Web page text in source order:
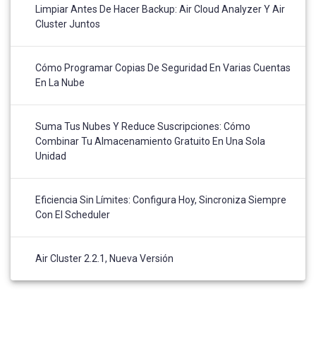
Limpiar Antes De Hacer Backup: Air Cloud Analyzer Y Air
Cluster Juntos
Cómo Programar Copias De Seguridad En Varias Cuentas
En La Nube
Suma Tus Nubes Y Reduce Suscripciones: Cómo
Combinar Tu Almacenamiento Gratuito En Una Sola
Unidad
Eficiencia Sin Límites: Configura Hoy, Sincroniza Siempre
Con El Scheduler
Air Cluster 2.2.1, Nueva Versión